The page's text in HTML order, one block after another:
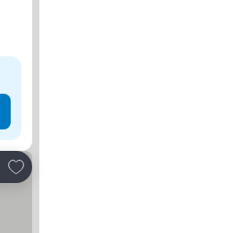
Lisää suosikkeihin